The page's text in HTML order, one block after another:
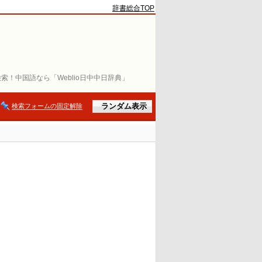
！中国語なら「Weblio日中中日辞典」
辞書総合TOP
検索フォームの固定解除